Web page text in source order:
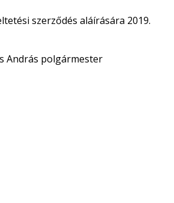
szerződés aláírására 2019.
András polgármester